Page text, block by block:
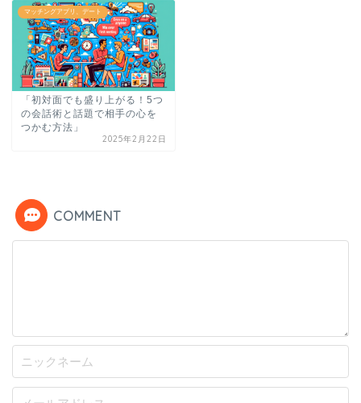
マッチングアプリ、デート
「初対面でも盛り上がる！5つ
の会話術と話題で相手の心を
つかむ方法」
2025年2月22日
COMMENT